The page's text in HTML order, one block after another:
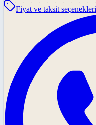
Fiyat ve taksit seçenekleri